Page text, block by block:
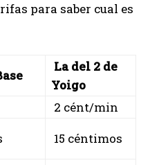
para saber cual es
La del 2 de
Yoigo
2 cént/min
15 céntimos